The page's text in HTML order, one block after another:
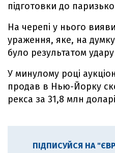
підготовки до
На черепі у нього
ураження, яке, на
було результатом
У минулому році
продав в Нью-Йорку
рекса за 31,8 млн
ПІДПИСУЙСЯ НА